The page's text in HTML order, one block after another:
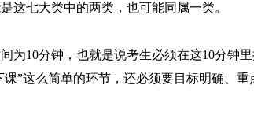
这七大类中的两类，也可能同属一类。
为10分钟，也就是说考生必须在这10分钟
”这么简单的环节，还必须要目标明确、重